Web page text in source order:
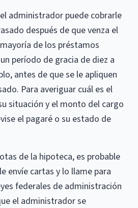
administrador puede cobrarle
después de que venza el
de los préstamos
período de gracia de diez a
antes de que se le apliquen
Para averiguar cuál es el
situación y el monto del cargo
el pagaré o su estado de
de la hipoteca, es probable
envíe cartas y lo llame para
federales de administración
el administrador se